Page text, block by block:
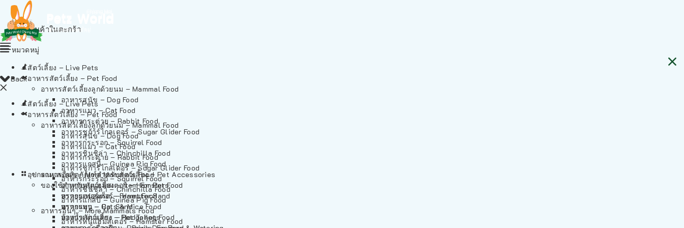
ไม่มีสินค้าในตะกร้า
Back
สัตว์เลี้ยง – Live Pets
อาหารสัตว์เลี้ยง – Pet Food
อาหารสัตว์เลี้ยงลูกด้วยนม – Mammal Food
อาหารสุนัข – Dog Food
อาหารแมว – Cat Food
อาหารกระต่าย – Rabbit Food
อาหารชูก้าร์ไกลเดอร์ – Sugar Glider Food
อาหารกระรอก – Squirrel Food
อาหารชินชิล่า – Chinchilla Food
อาหารแกสบี้ – Guinea Pig Food
อาหารอื่นๆ – More Mammals Food
อาหารหนูแฮมสเตอร์ – Hamster Food
หมวดหมู่
สัตว์เลี้ยง – Live Pets
อาหารสัตว์เลี้ยง – Pet Food
อาหารสัตว์เลี้ยงลูกด้วยนม – Mammal Food
อาหารสุนัข – Dog Food
อาหารแมว – Cat Food
อาหารกระต่าย – Rabbit Food
อาหารชูก้าร์ไกลเดอร์ – Sugar Glider Food
อาหารกระรอก – Squirrel Food
อาหารชินชิล่า – Chinchilla Food
อาหารแกสบี้ – Guinea Pig Food
อาหารอื่นๆ – More Mammals Food
อาหารหนูแฮมสเตอร์ – Hamster Food
อาหารเฟอร์เร็ต – Ferret Food
อาหารหนู – Rats & Mice Food
อาหารเม่นแคระ – Hedgehog Food
อุปกรณและผลิตภัณฑ์สำหรับสัตว์เลี้ยง – Pet Accessories
ของใช้สำหรับสัตว์เลี้ยง – Item For Pets
ทรายแฮมสเตอร์ – Hamster Sand
ทรายแมว – Cat Sand
ห้องน้ำสัตว์เลี้ยง – Pet Toilets